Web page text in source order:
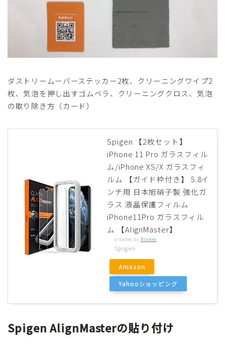
ダストリームーバーステッカー2枚、クリーニングワイプ2
枚、気泡を押し出すゴムベラ、クリーニングクロス、気泡
の取り除き方（カード）
Spigen 【2枚セット】
iPhone 11 Pro ガラスフィル
ム/iPhone XS/X ガラスフィ
ルム 【ガイド枠付き】 5.8イ
ンチ用 日本旭硝子製 強化ガ
ラス 液晶保護フィルム
iPhone11Pro ガラスフィル
ム 【AlignMaster】
created by Rinker
Spigen
Amazon
Yahooショッピング
Spigen AlignMasterの貼り付け